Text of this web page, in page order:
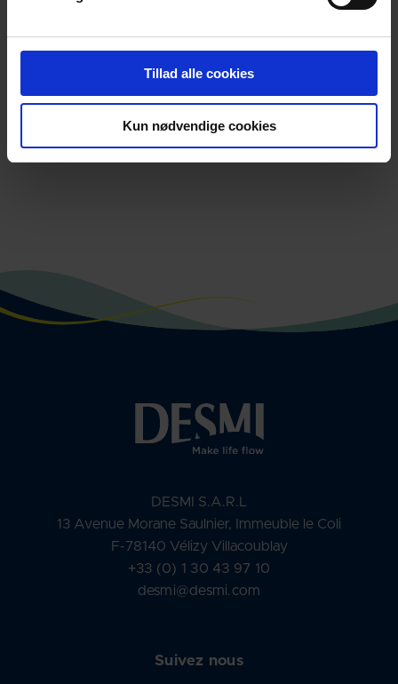
Tillad alle cookies
Kun nødvendige cookies
Inscrivez-vous à notre newsletter et nous
vous enverrons les dernières actualités
directement dans votre boîte de réception.
DESMI S.A.R.L
13 Avenue Morane Saulnier, Immeuble le Coli
F-78140 Vélizy Villacoublay
+33 (0) 1 30 43 97 10
desmi@desmi.com
Suivez nous